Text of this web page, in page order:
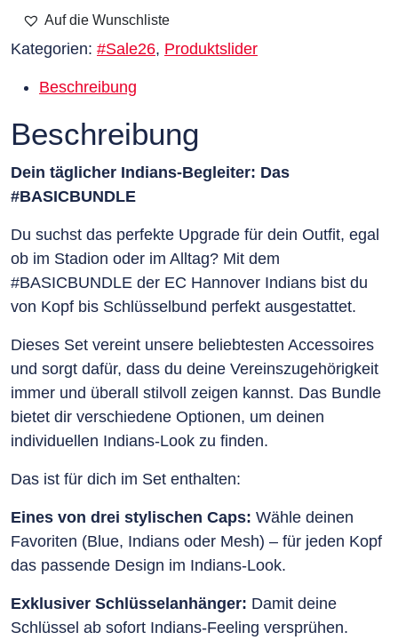
Auf die Wunschliste
Kategorien: #Sale26, Produktslider
Beschreibung
Beschreibung
Dein täglicher Indians-Begleiter: Das
#BASICBUNDLE
Du suchst das perfekte Upgrade für dein Outfit, egal
ob im Stadion oder im Alltag? Mit dem
#BASICBUNDLE der EC Hannover Indians bist du
von Kopf bis Schlüsselbund perfekt ausgestattet.
Dieses Set vereint unsere beliebtesten Accessoires
und sorgt dafür, dass du deine Vereinszugehörigkeit
immer und überall stilvoll zeigen kannst. Das Bundle
bietet dir verschiedene Optionen, um deinen
individuellen Indians-Look zu finden.
Das ist für dich im Set enthalten:
Eines von drei stylischen Caps: Wähle deinen
Favoriten (Blue, Indians oder Mesh) – für jeden Kopf
das passende Design im Indians-Look.
Exklusiver Schlüsselanhänger: Damit deine
Schlüssel ab sofort Indians-Feeling versprühen.